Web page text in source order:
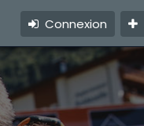
Connexion